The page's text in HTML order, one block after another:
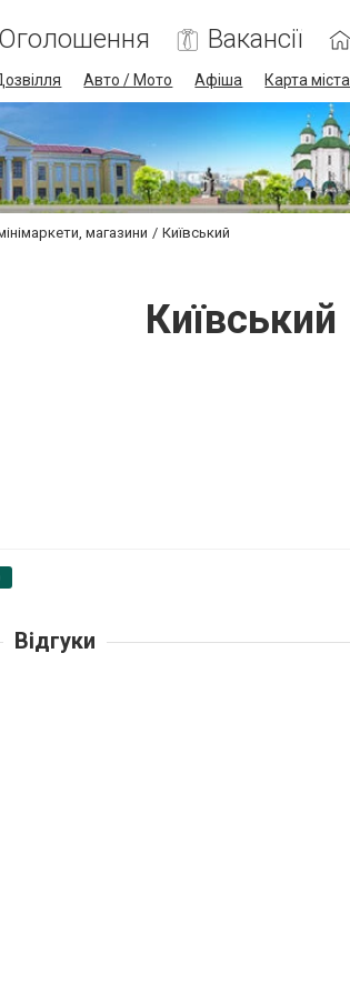
Оголошення Вакансії
Авто / Мото Афіша Карта міста
магазини Київський
Київський
Відгуки